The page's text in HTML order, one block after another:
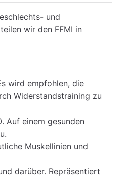
und
wir den FFMI in
wird empfohlen, die
Widerstandstraining zu
Auf einem gesunden
Muskellinien und
darüber. Repräsentiert